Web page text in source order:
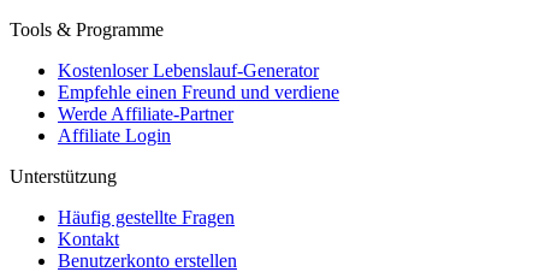
Tools & Programme
Kostenloser Lebenslauf-Generator
Empfehle einen Freund und verdiene
Werde Affiliate-Partner
Affiliate Login
Unterstützung
Häufig gestellte Fragen
Kontakt
Benutzerkonto erstellen